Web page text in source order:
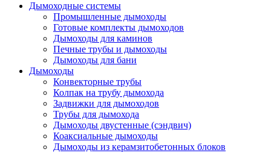
Дымоходные системы
Промышленные дымоходы
Готовые комплекты дымоходов
Дымоходы для каминов
Печные трубы и дымоходы
Дымоходы для бани
Дымоходы
Конвекторные трубы
Колпак на трубу дымохода
Задвижки для дымоходов
Трубы для дымохода
Дымоходы двустенные (сэндвич)
Коаксиальные дымоходы
Дымоходы из керамзитобетонных блоков